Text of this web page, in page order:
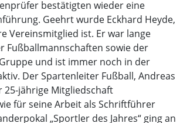
bestätigten wieder eine
Geehrt wurde Eckhard Heyde,
Vereinsmitglied ist. Er war lange
Fußballmannschaften sowie der
und ist immer noch in der
Der Spartenleiter Fußball, Andreas
25-jährige Mitgliedschaft
für seine Arbeit als Schriftführer
„Sportler des Jahres“ ging an